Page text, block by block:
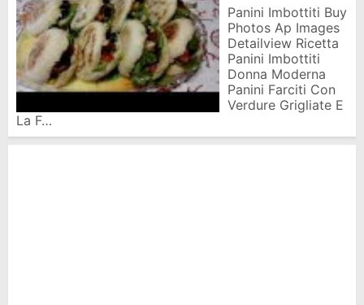
Panini Imbottiti Buy
Photos Ap Images
Detailview Ricetta
Panini Imbottiti
Donna Moderna
Panini Farciti Con
Verdure Grigliate E
La F…